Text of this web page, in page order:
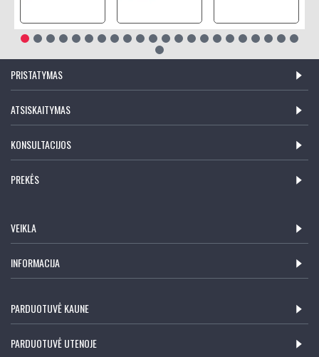
PRISTATYMAS
ATSISKAITYMAS
KONSULTACIJOS
PREKĖS
VEIKLA
INFORMACIJA
PARDUOTUVĖ KAUNE
PARDUOTUVĖ UTENOJE